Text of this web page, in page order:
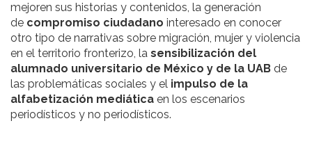
mejoren sus historias y contenidos, la generación
de compromiso ciudadano interesado en conocer
otro tipo de narrativas sobre migración, mujer y violencia
en el territorio fronterizo, la sensibilización del
alumnado universitario de México y de la UAB de
las problemáticas sociales y el impulso de la
alfabetización mediática en los escenarios
periodísticos y no periodísticos.